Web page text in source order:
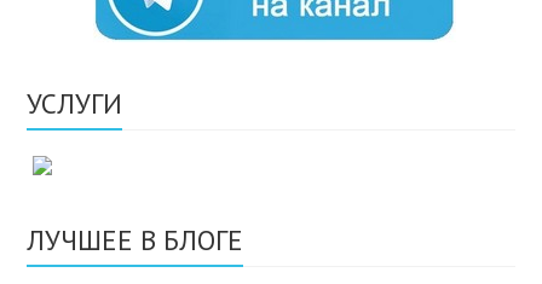
УСЛУГИ
ЛУЧШЕЕ В БЛОГЕ